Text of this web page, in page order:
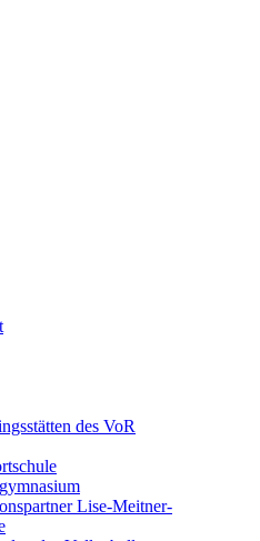
des VoR
Lise-Meitner-